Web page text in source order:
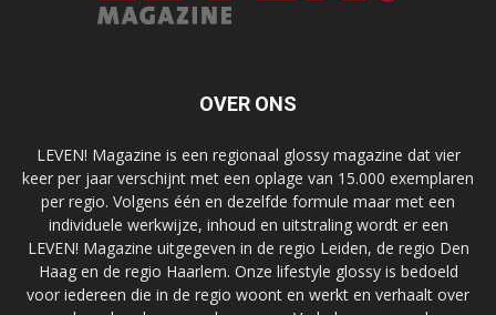
OVER ONS
LEVEN! Magazine is een regionaal glossy magazine dat vier
keer per jaar verschijnt met een oplage van 15.000 exemplaren
per regio. Volgens één en dezelfde formule maar met een
individuele werkwijze, inhoud en uitstraling wordt er een
LEVEN! Magazine uitgegeven in de regio Leiden, de regio Den
Haag en de regio Haarlem. Onze lifestyle glossy is bedoeld
voor iedereen die in de regio woont en werkt en verhaalt over